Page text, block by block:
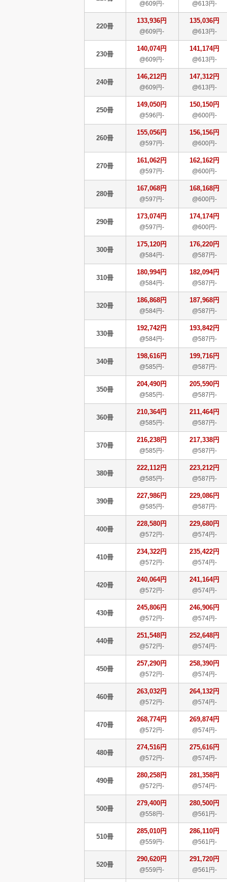
@609円- @613円-
220冊
133,936円
@609円-
135,036円
@613円-
230冊
140,074円
@609円-
141,174円
@613円-
240冊
146,212円
@609円-
147,312円
@613円-
250冊
149,050円
@596円-
150,150円
@600円-
260冊
155,056円
@597円-
156,156円
@600円-
270冊
161,062円
@597円-
162,162円
@600円-
280冊
167,068円
@597円-
168,168円
@600円-
290冊
173,074円
@597円-
174,174円
@600円-
300冊
175,120円
@584円-
176,220円
@587円-
310冊
180,994円
@584円-
182,094円
@587円-
320冊
186,868円
@584円-
187,968円
@587円-
330冊
192,742円
@584円-
193,842円
@587円-
340冊
198,616円
@585円-
199,716円
@587円-
350冊
204,490円
@585円-
205,590円
@587円-
360冊
210,364円
@585円-
211,464円
@587円-
370冊
216,238円
@585円-
217,338円
@587円-
380冊
222,112円
@585円-
223,212円
@587円-
390冊
227,986円
@585円-
229,086円
@587円-
400冊
228,580円
@572円-
229,680円
@574円-
410冊
234,322円
@572円-
235,422円
@574円-
420冊
240,064円
@572円-
241,164円
@574円-
430冊
245,806円
@572円-
246,906円
@574円-
440冊
251,548円
@572円-
252,648円
@574円-
450冊
257,290円
@572円-
258,390円
@574円-
460冊
263,032円
@572円-
264,132円
@574円-
470冊
268,774円
@572円-
269,874円
@574円-
480冊
274,516円
@572円-
275,616円
@574円-
490冊
280,258円
@572円-
281,358円
@574円-
500冊
279,400円
@558円-
280,500円
@561円-
510冊
285,010円
@559円-
286,110円
@561円-
520冊
290,620円
@559円-
291,720円
@561円-